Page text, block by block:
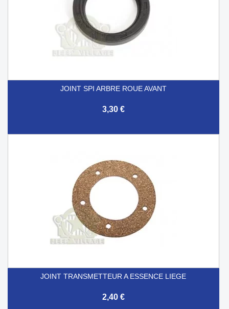
JOINT SPI ARBRE ROUE AVANT
3,30 €
JOINT TRANSMETTEUR A ESSENCE LIEGE
2,40 €